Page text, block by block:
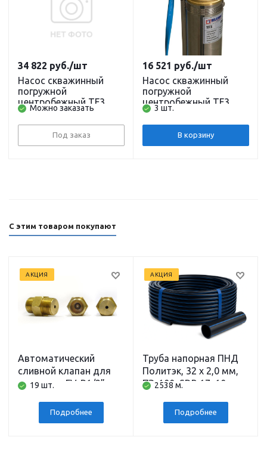
Насос скважинный
погружной
центробежный TF3
-150 (3", 220В, 1600Вт,
2700л/ч, 155м) кабель
80 м. BELAMOS
Можно заказать
34 822 руб./шт
Под заказ
Насос скважинный
погружной
центробежный TF3
-110 (3", 220В, 1000Вт,
2700л/ч, 110м, 1")
кабель 1,5 м (до 80м)
BELAMOS
3 шт.
16 521 руб./шт
В корзину
С этим товаром покупают
АКЦИЯ
Автоматический
сливной клапан для
скважины FV-B1/2”
19 шт.
Подробнее
АКЦИЯ
Труба напорная ПНД
Политэк, 32 x 2,0 мм,
ПЭ-100, SDR 17, 10 атм,
2538 м.
Подробнее